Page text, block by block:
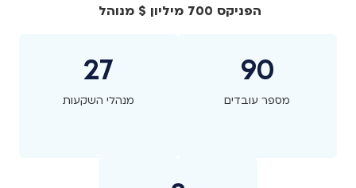
הפניקס 700 מיליון $ מנוהל
90
מספר עובדים
27
מנהלי השקעות